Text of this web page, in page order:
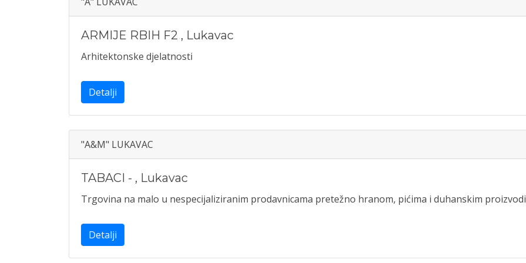
ARMIJE RBIH F2 , Lukavac
Arhitektonske djelatnosti
Detalji
"A&M" LUKAVAC
TABACI - , Lukavac
Trgovina na malo u nespecijaliziranim prodavnicama pretežno hranom, pićima i duhanskim
Detalji